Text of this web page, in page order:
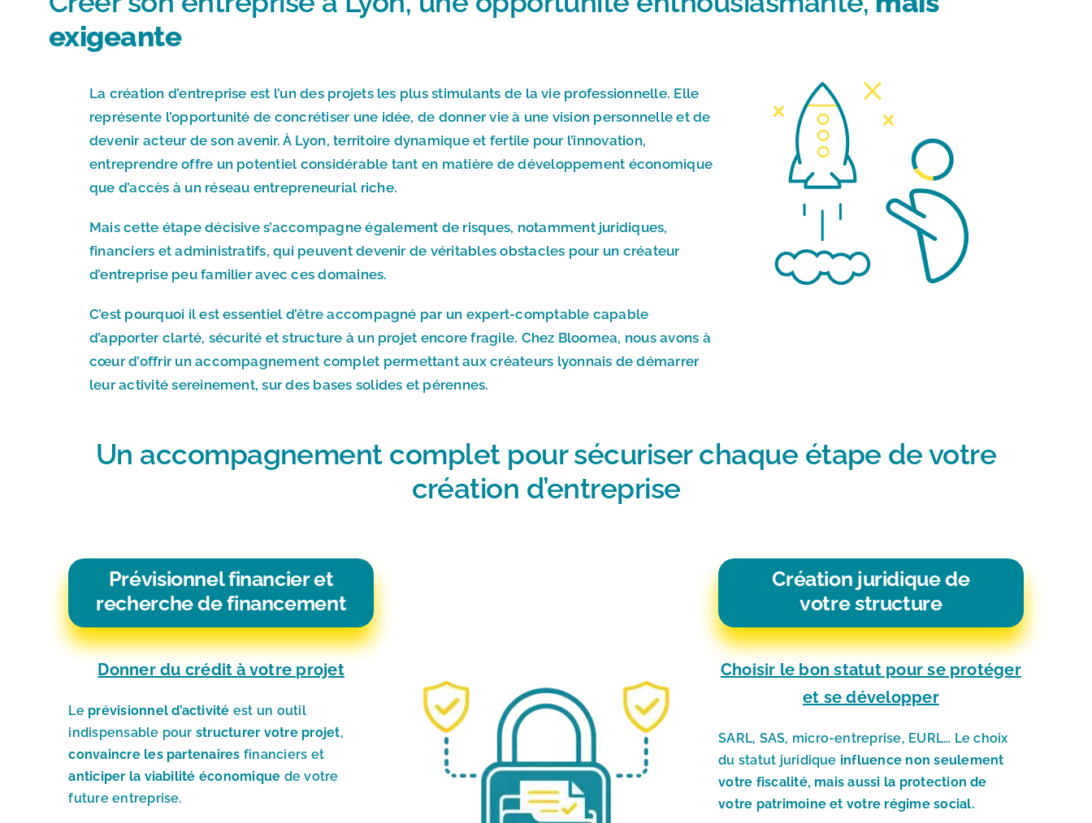
exigeante
La création d’entreprise est l’un des projets les plus stimulants de la vie professionnelle. Elle
représente l’opportunité de concrétiser une idée, de donner vie à une vision personnelle et de
devenir acteur de son avenir. À Lyon, territoire dynamique et fertile pour l’innovation,
entreprendre offre un potentiel considérable tant en matière de développement économique
que d’accès à un réseau entrepreneurial riche.
Mais cette étape décisive s’accompagne également de risques, notamment juridiques,
financiers et administratifs, qui peuvent devenir de véritables obstacles pour un créateur
d’entreprise peu familier avec ces domaines.
C’est pourquoi il est essentiel d’être accompagné par un expert-comptable capable
d’apporter clarté, sécurité et structure à un projet encore fragile. Chez Bloomea, nous avons à
cœur d’offrir un accompagnement complet permettant aux créateurs lyonnais de démarrer
leur activité sereinement, sur des bases solides et pérennes.
Un accompagnement complet pour sécuriser chaque étape de votre
création d’entreprise
Prévisionnel financier et
recherche de financement
Création juridique de
votre structure
Donner du crédit à votre projet
Le prévisionnel d’activité est un outil
indispensable pour structurer votre projet,
convaincre les partenaires financiers et
anticiper la viabilité économique de votre
future entreprise.
Choisir le bon statut pour se protéger
et se développer
SARL, SAS, micro-entreprise, EURL… Le choix
du statut juridique influence non seulement
votre fiscalité, mais aussi la protection de
votre patrimoine et votre régime social.